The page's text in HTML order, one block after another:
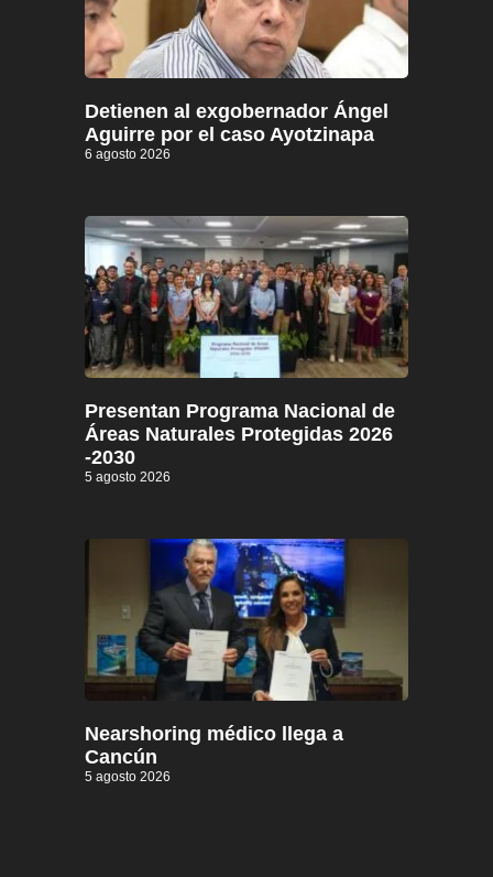
Detienen al exgobernador Ángel
Aguirre por el caso Ayotzinapa
6 agosto 2026
Presentan Programa Nacional de
Áreas Naturales Protegidas 2026
-2030
5 agosto 2026
Nearshoring médico llega a
Cancún
5 agosto 2026